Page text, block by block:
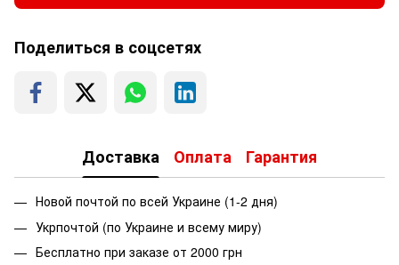
Поделиться в соцсетях
Доставка Оплата Гарантия
Новой почтой по всей Украине (1-2 дня)
Укрпочтой (по Украине и всему миру)
Бесплатно при заказе от 2000 грн